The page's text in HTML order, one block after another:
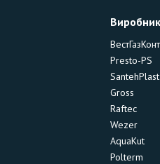
Presto-PS
SantehPlast
Gross
Raftec
Wezer
AquaKut
Polterm